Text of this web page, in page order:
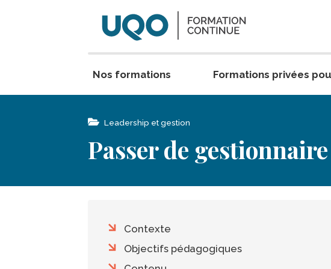
Aller au contenu principal
Nos formations Formations privées
folder_open Leadership et gestion
Passer de
Contexte
Objectifs pédagogiques